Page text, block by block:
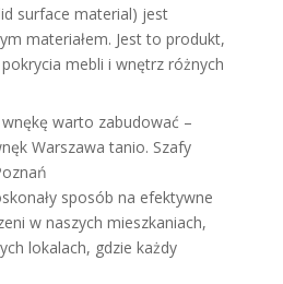
surface material) jest
materiałem. Jest to produkt,
mebli i wnętrz różnych
warto zabudować –
Warszawa tanio. Szafy
sposób na efektywne
w naszych mieszkaniach,
lokalach, gdzie każdy